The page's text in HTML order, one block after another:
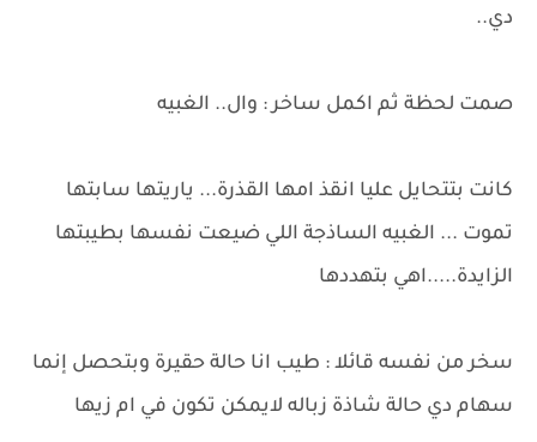
دي..
صمت لحظة ثم اكمل ساخر : وال.. الغبيه
كانت بتتحايل عليا انقذ امها القذرة... ياريتها سابتها
تموت ... الغبيه الساذجة اللي ضيعت نفسها بطيبتها
الزايدة.....اهي بتهددها
سخر من نفسه قائلا : طيب انا حالة حقيرة وبتحصل إنما
سهام دي حالة شاذة زباله لايمكن تكون في ام زيها